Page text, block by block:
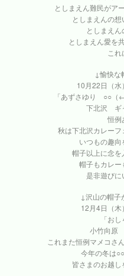
としまえん難民がア
としまえんの
としまえん
としまえん愛を
こ
↓愉快な
10月22日（水
「あずさゆり ○○（
下北沢 ギ
恒例
秋は下北沢カレー
いつもの趣向
帽子以上に念
帽子もカレー
是非遊び
↓沢山の帽子
12月4日（木
「お
小竹向原
これまた恒例マメコさ
今年の冬は
皆さまのお越